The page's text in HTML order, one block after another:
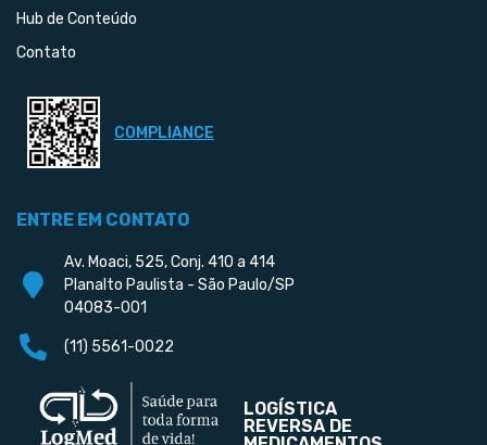
Hub de Conteúdo
Contato
COMPLIANCE
ENTRE EM CONTATO
Av. Moaci, 525, Conj. 410 a 414
Planalto Paulista - São Paulo/SP
04083-001
(11) 5561-0022
LOGÍSTICA
REVERSA DE